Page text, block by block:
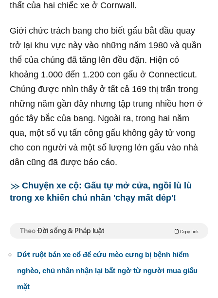
thất của hai chiếc xe ở Cornwall.
Giới chức trách bang cho biết gấu bắt đầu quay
trở lại khu vực này vào những năm 1980 và quần
thể của chúng đã tăng lên đều đặn. Hiện có
khoảng 1.000 đến 1.200 con gấu ở Connecticut.
Chúng được nhìn thấy ở tất cả 169 thị trấn trong
những năm gần đây nhưng tập trung nhiều hơn ở
góc tây bắc của bang. Ngoài ra, trong hai năm
qua, một số vụ tấn công gấu không gây tử vong
cho con người và một số lượng lớn gấu vào nhà
dân cũng đã được báo cáo.
Chuyện xe cộ: Gấu tự mở cửa, ngồi lù lù
trong xe khiến chủ nhân 'chạy mất dép'!
Theo Đời sống & Pháp luật Copy link
Dứt ruột bán xe cổ để cứu mèo cưng bị bệnh hiểm
nghèo, chủ nhân nhận lại bất ngờ từ người mua giấu
mặt